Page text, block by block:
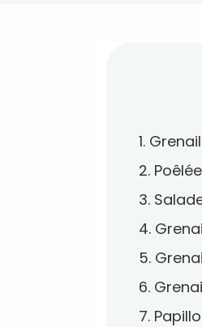
1.
2.
3.
4.
5.
6.
7.